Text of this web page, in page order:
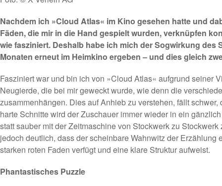
Nachdem ich »Cloud Atlas« im Kino gesehen hatte und
Fäden, die mir in die Hand gespielt wurden, verknüpfen
wie fasziniert. Deshalb habe ich mich der Sogwirkung des
Monaten erneut im Heimkino ergeben – und dies gleich
Fasziniert war und bin ich von »Cloud Atlas« aufgrund seiner
Neugierde, die bei mir geweckt wurde, wie denn die
zusammenhängen. Dies auf Anhieb zu verstehen, fällt
harte Schnitte wird der Zuschauer immer wieder in ein
statt sauber mit der Zeitmaschine von Stockwerk zu
jedoch deutlich, dass der scheinbare Wahnwitz der Erzählung
starken roten Faden verfügt und eine klare Struktur aufweist.
Phantastisches Puzzle